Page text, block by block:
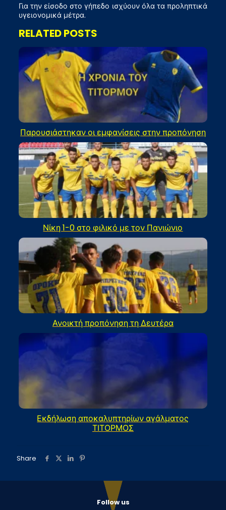
Για την είσοδο στο γήπεδο ισχύουν όλα τα προληπτικά
υγειονομικά μέτρα.
RELATED POSTS
Παρουσιάστηκαν οι εμφανίσεις στην προπόνηση
Νίκη 1-0 στο φιλικό με τον Πανιώνιο
Ανοικτή προπόνηση τη Δευτέρα
Εκδήλωση αποκαλυπτηρίων αγάλματος
ΤΙΤΟΡΜΟΣ
Share
Follow us